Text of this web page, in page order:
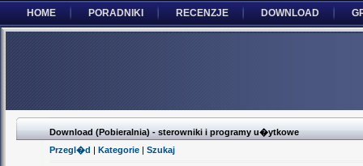
HOME PORADNIKI RECENZJE DOWNLOAD
Download (Pobieralnia) - sterowniki i programy u�ytkowe
Przegl�d |Kategorie |Szukaj